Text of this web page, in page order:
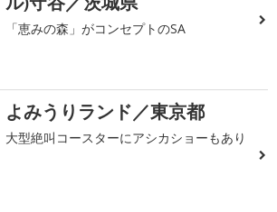
「恵みの森」がコンセプトのSA
よみうりランド／東京都
大型絶叫コースターにアシカショーもあり